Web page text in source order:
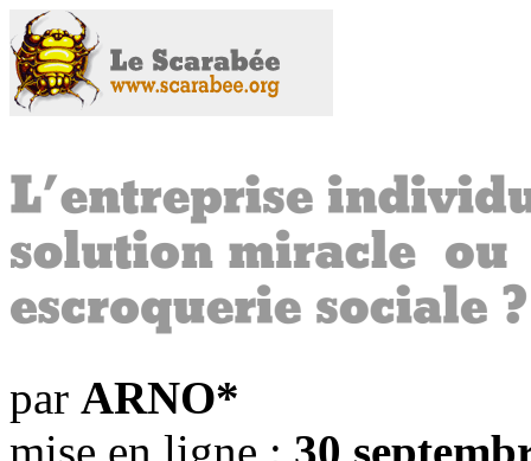
par ARNO*
mise en ligne : 30